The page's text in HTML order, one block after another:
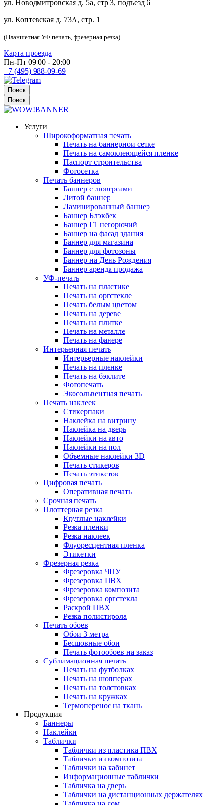
ул. Новодмитровская д. 5а, стр 3, подъезд 6
ул. Коптевская д. 73А, стр. 1
(Планшетная УФ печать, фрезерная резка)
Карта проезда
Пн-Пт 09:00 - 20:00
+7 (495) 988-09-69
Поиск
Поиск
Услуги
Широкоформатная печать
Печать на баннерной сетке
Печать на самоклеющейся пленке
Паспорт строительства
Фотосетка
Печать баннеров
Баннер с люверсами
Литой баннер
Ламинированный баннер
Баннер Блэкбек
Баннер Г1 негорючий
Баннер на фасад здания
Баннер для магазина
Баннер для фотозоны
Баннер на День Рождения
Баннер аренда продажа
УФ-печать
Печать на пластике
Печать на оргстекле
Печать белым цветом
Печать на дереве
Печать на плитке
Печать на металле
Печать на фанере
Интерьерная печать
Интерьерные наклейки
Печать на пленке
Печать на бэклите
Фотопечать
Экосольвентная печать
Печать наклеек
Стикерпаки
Наклейка на витрину
Наклейка на дверь
Наклейки на авто
Наклейки на пол
Объемные наклейки 3D
Печать стикеров
Печать этикеток
Цифровая печать
Оперативная печать
Срочная печать
Плоттерная резка
Круглые наклейки
Резка пленки
Резка наклеек
Флуоресцентная пленка
Этикетки
Фрезерная резка
Фрезеровка ЧПУ
Фрезеровка ПВХ
Фрезеровка композита
Фрезеровка оргстекла
Раскрой ПВХ
Резка полистирола
Печать обоев
Обои 3 метра
Бесшовные обои
Печать фотообоев на заказ
Сублимационная печать
Печать на футболках
Печать на шопперах
Печать на толстовках
Печать на кружках
Термоперенос на ткань
Продукция
Баннеры
Наклейки
Таблички
Таблички из пластика ПВХ
Таблички из композита
Таблички на кабинет
Информационные таблички
Табличка на дверь
Таблички на дистанционных держателях
Табличка на дом